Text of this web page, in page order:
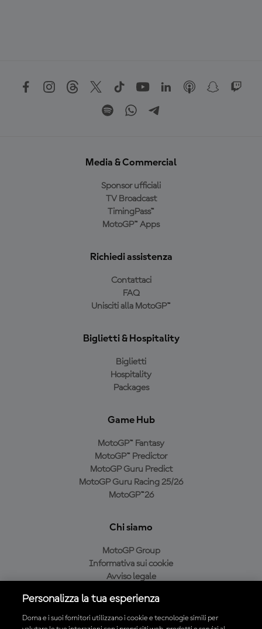
Media & Commercial
Sponsor ufficiali
TV Broadcast
TimingPass™
MotoGP™ Apps
Richiedi assistenza
Contattaci
FAQ
Unisciti alla MotoGP™
Biglietti & Hospitality
Biglietti
Hospitality
Packages
Game Hub
MotoGP™ Fantasy
MotoGP™ Predictor
MotoGP Guru Predict
MotoGP Guru Racing 25/26
MotoGP™26
Chi siamo
MotoGP Group
Informativa sui cookie
Avviso legale
Condizioni di acquisto
Personalizza la tua esperienza
Dorna e i suoi fornitori utilizzano i cookie e tecnologie simili per